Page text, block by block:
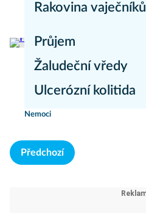
Nemoci
Rakovina vaječníků
Průjem
Nemoci
Žaludeční vředy
Nemoci
Ulcerózní kolitida
Nemoci
Předchozí